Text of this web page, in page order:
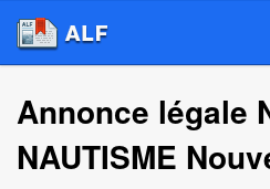
Annonce légale
NAUTISME